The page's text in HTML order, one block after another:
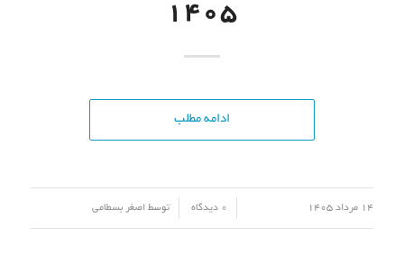
1405
ادامه مطلب
14 مرداد 1405 0 دیدگاه توسط اصغر بسطامی